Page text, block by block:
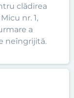
clădirea
nr. 1,
a
neîngrijită.